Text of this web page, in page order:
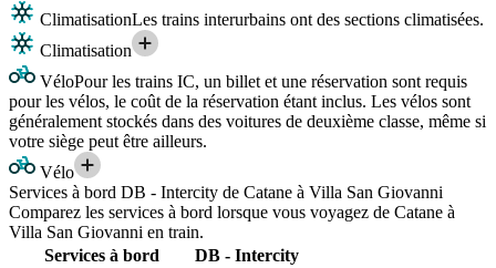
ClimatisationLes trains interurbains ont des sections climatisées.
Climatisation
VéloPour les trains IC, un billet et une réservation sont requis
pour les vélos, le coût de la réservation étant inclus. Les vélos sont
généralement stockés dans des voitures de deuxième classe, même si
votre siège peut être ailleurs.
Vélo
Services à bord DB - Intercity de Catane à Villa San Giovanni
Comparez les services à bord lorsque vous voyagez de Catane à
Villa San Giovanni en train.
Services à bord
DB - Intercity